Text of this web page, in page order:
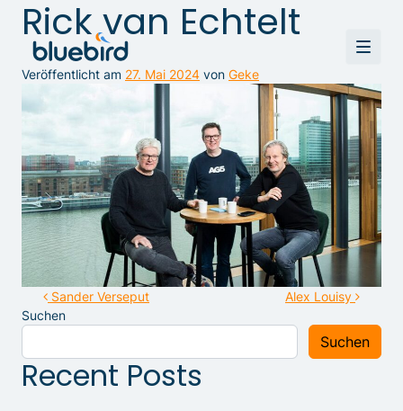
Rick van Echtelt
Veröffentlicht am 27. Mai 2024 von Geke
Beitragsnavigation
Sander Verseput
Alex Louisy
Suchen
Suchen
Recent Posts